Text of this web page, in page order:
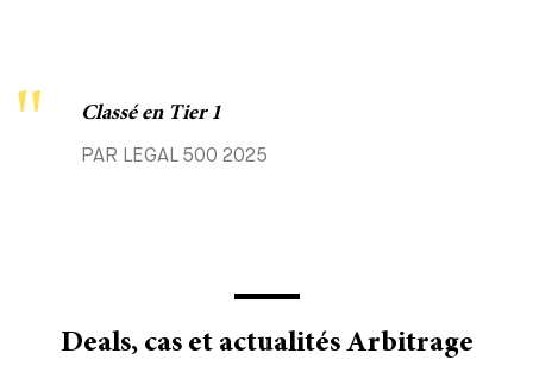
Classé en Tier 1
PAR LEGAL 500 2025
Deals, cas et actualités Arbitrage